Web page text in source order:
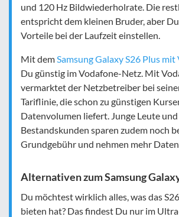
und 120 Hz Bildwiederholrate. Die
entspricht dem kleinen Bruder, aber
Vorteile bei der Laufzeit einstellen.
Mit dem Samsung Galaxy S26 Plus mit
Du günstig im Vodafone-Netz. Mit
vermarktet der Netzbetreiber bei
Tariflinie, die schon zu günstigen
Datenvolumen liefert. Junge Leute
Bestandskunden sparen zudem noch
Grundgebühr und nehmen mehr
Alternativen zum Samsung
Du möchtest wirklich alles, was das
bieten hat? Das findest Du nur im